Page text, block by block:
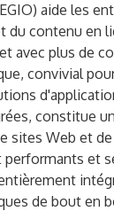
aide les
du contenu en
avec plus de
convivial
constitue
sites Web et
et
de bout en